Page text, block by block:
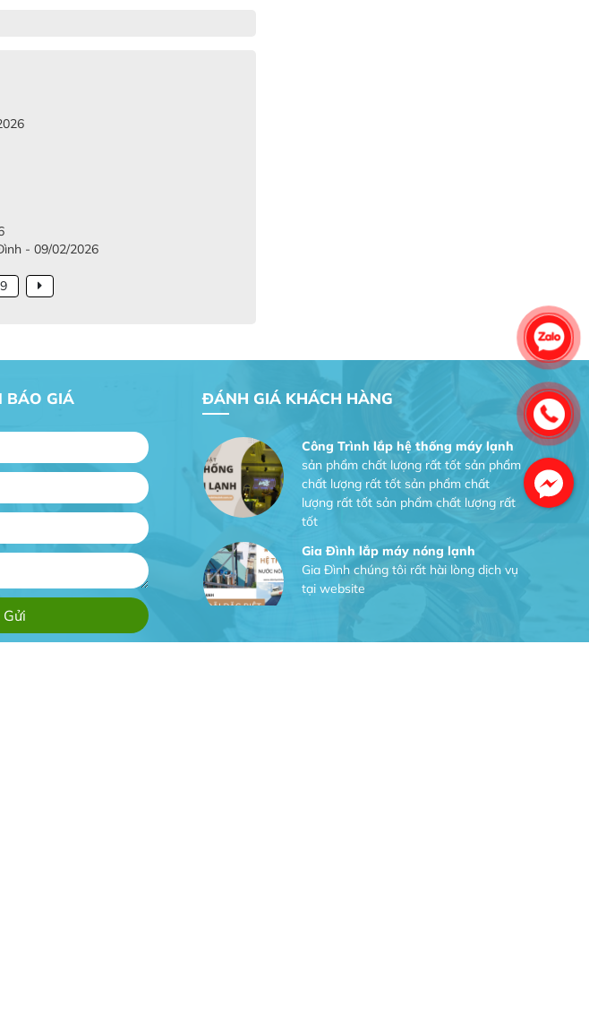
- 09/02/2026
9
BÁO GIÁ ĐÁNH GIÁ KHÁCH HÀNG
Dịch vụ MoTor
Công Trình lắp hệ thống máy lạnh
sản phẩm chất lượng rất tốt sản phẩm
chất lượng rất tốt sản phẩm chất
lượng rất tốt sản phẩm chất lượng rất
tốt
Gia Đình lắp máy nóng lạnh
Gia Đình chúng tôi rất hài lòng dịch vụ
tại website